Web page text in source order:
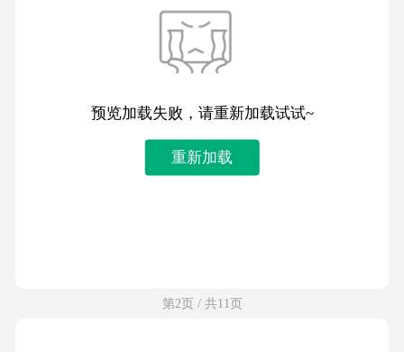
预览加载失败，请重新加载试试~
重新加载
第2页 / 共11页